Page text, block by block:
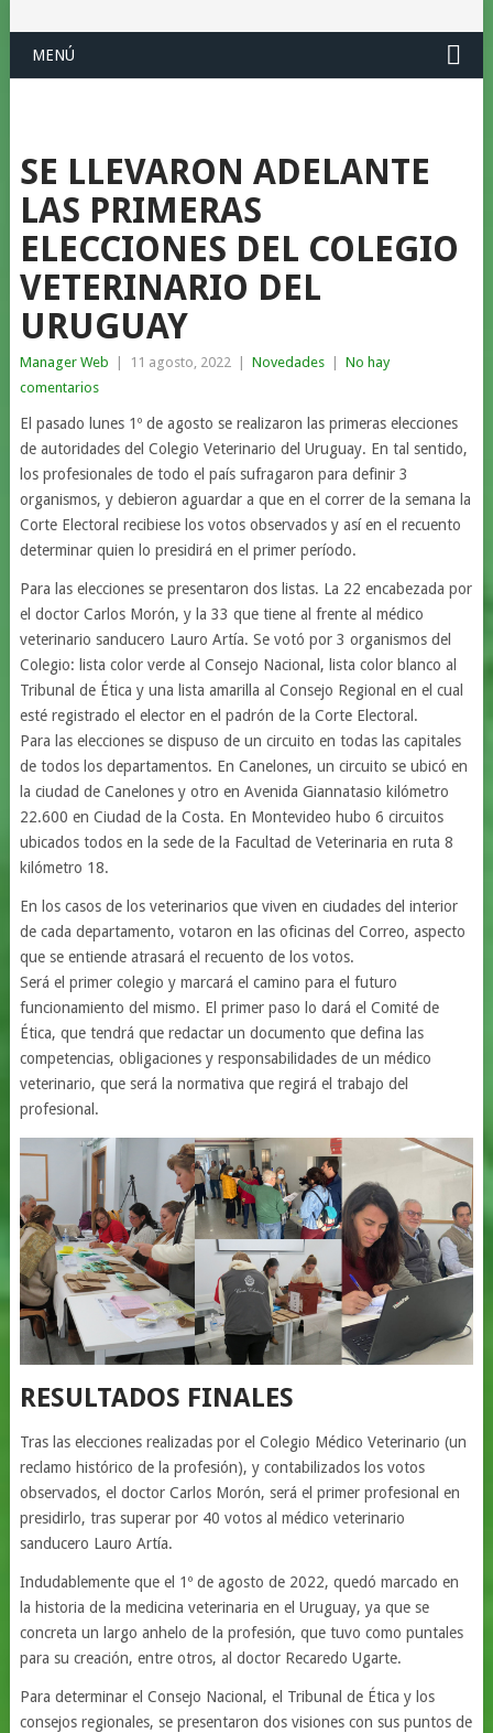
MENÚ
SE LLEVARON ADELANTE
LAS PRIMERAS
ELECCIONES DEL COLEGIO
VETERINARIO DEL
URUGUAY
Manager Web 11 agosto, 2022 Novedades
No hay
comentarios
El pasado lunes 1º de agosto se realizaron las primeras elecciones
de autoridades del Colegio Veterinario del Uruguay. En tal sentido,
los profesionales de todo el país sufragaron para definir 3
organismos, y debieron aguardar a que en el correr de la semana la
Corte Electoral recibiese los votos observados y así en el recuento
determinar quien lo presidirá en el primer período.
Para las elecciones se presentaron dos listas. La 22 encabezada por
el doctor Carlos Morón, y la 33 que tiene al frente al médico
veterinario sanducero Lauro Artía. Se votó por 3 organismos del
Colegio: lista color verde al Consejo Nacional, lista color blanco al
Tribunal de Ética y una lista amarilla al Consejo Regional en el cual
esté registrado el elector en el padrón de la Corte Electoral.
Para las elecciones se dispuso de un circuito en todas las capitales
de todos los departamentos. En Canelones, un circuito se ubicó en
la ciudad de Canelones y otro en Avenida Giannatasio kilómetro
22.600 en Ciudad de la Costa. En Montevideo hubo 6 circuitos
ubicados todos en la sede de la Facultad de Veterinaria en ruta 8
kilómetro 18.
En los casos de los veterinarios que viven en ciudades del interior
de cada departamento, votaron en las oficinas del Correo, aspecto
que se entiende atrasará el recuento de los votos.
Será el primer colegio y marcará el camino para el futuro
funcionamiento del mismo. El primer paso lo dará el Comité de
Ética, que tendrá que redactar un documento que defina las
competencias, obligaciones y responsabilidades de un médico
veterinario, que será la normativa que regirá el trabajo del
profesional.
RESULTADOS FINALES
Tras las elecciones realizadas por el Colegio Médico Veterinario (un
reclamo histórico de la profesión), y contabilizados los votos
observados, el doctor Carlos Morón, será el primer profesional en
presidirlo, tras superar por 40 votos al médico veterinario
sanducero Lauro Artía.
Indudablemente que el 1º de agosto de 2022, quedó marcado en
la historia de la medicina veterinaria en el Uruguay, ya que se
concreta un largo anhelo de la profesión, que tuvo como puntales
para su creación, entre otros, al doctor Recaredo Ugarte.
Para determinar el Consejo Nacional, el Tribunal de Ética y los
consejos regionales, se presentaron dos visiones con sus puntos de